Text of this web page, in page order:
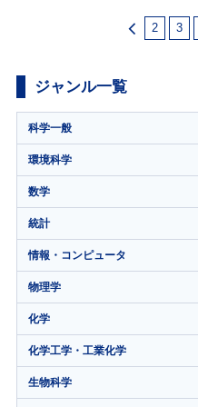
2 3
ジャンル一覧
科学一般
環境科学
数学
統計
情報・コンピュータ
物理学
化学
化学工学・工業化学
生物科学